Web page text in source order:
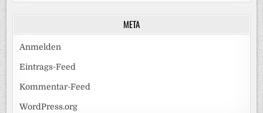
META
Anmelden
Eintrags-Feed
Kommentar-Feed
WordPress.org